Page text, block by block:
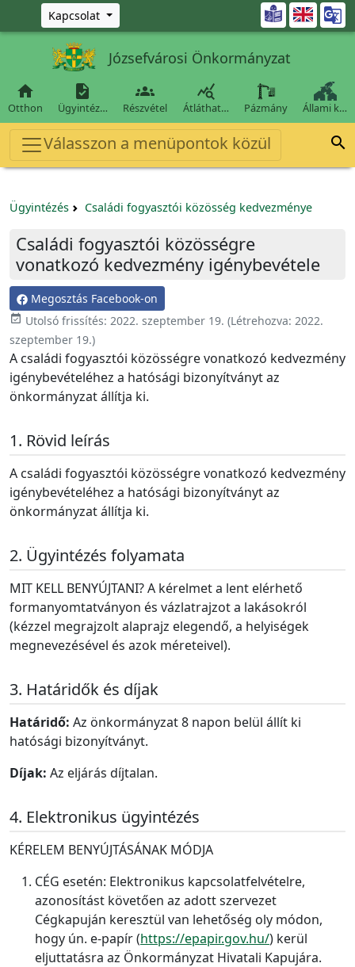
Ugrás a fő tartalomra
Kapcsolat 
Józsefvárosi Önkormányzat

Otthon

Ügyintéz…

Részvétel

Átláthat… Pázmány Állami k…
Válasszon a menüpontok közül 
Ügyintézés Családi fogyasztói közösség kedvezménye
Családi fogyasztói közösségre
vonatkozó kedvezmény igénybevétele
Megosztás Facebook-on
event_available Utolsó frissítés: 2022. szeptember 19. (Létrehozva: 2022.
szeptember 19.)
A családi fogyasztói közösségre vonatkozó kedvezmény
igénybevételéhez a hatósági bizonyítványt az
önkormányzat állítja ki.
Rövid leírás
A családi fogyasztói közösségre vonatkozó kedvezmény
igénybevételéhez a hatósági bizonyítványt az
önkormányzat állítja ki.
Ügyintézés folyamata
MIT KELL BENYÚJTANI? A kérelmet a lent elérhető
formanyomtatványon és vázlatrajzot a lakásokról
(kézzel megrajzolt alaprajz elegendő, a helyiségek
megnevezésével és azok méreteivel).
Határidők és díjak
Határidő: Az önkormányzat 8 napon belül állít ki
hatósági bizonyítványt.
Díjak: Az eljárás díjtalan.
Elektronikus ügyintézés
KÉRELEM BENYÚJTÁSÁNAK MÓDJA
CÉG esetén: Elektronikus kapcsolatfelvételre,
azonosítást követően az adott szervezet
Cégkapuján keresztül van lehetőség oly módon,
hogy ún. e-papír (https://epapir.gov.hu/) kerül
eljuttatásra az Önkormányzat Hivatali Kapujára.